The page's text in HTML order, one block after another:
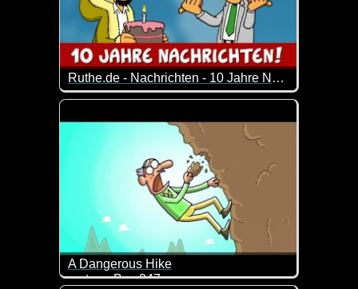
Ruthe.de - Nachrichten - 10 Jahre Nachrichten
Frederik Schrader und Tjorben Eckermann
A Dangerous Hike
cartoon Box 247